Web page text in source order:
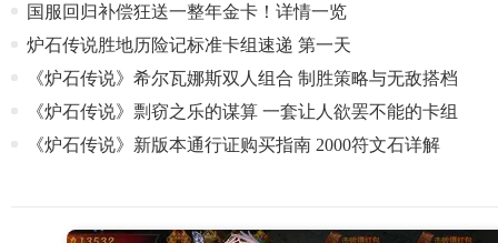
国服回归补偿狂送一整年金卡！详情一览
炉石传说胜地历险记标准卡组速递 第一天
《炉石传说》希尔瓦娜斯双人组合 制胜策略与无敌搭档
《炉石传说》剽窃之乐的谋算 一套让人欲罢不能的卡组
《炉石传说》新版本通行证购买指南 2000符文石详解